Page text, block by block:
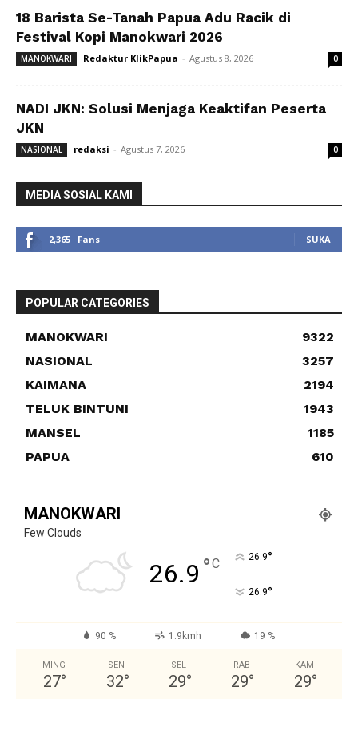
18 Barista Se-Tanah Papua Adu Racik di
Festival Kopi Manokwari 2026
MANOKWARI Redaktur KlikPapua - Agustus 8, 2026 0
NADI JKN: Solusi Menjaga Keaktifan Peserta
JKN
NASIONAL redaksi - Agustus 7, 2026 0
MEDIA SOSIAL KAMI
2,365 Fans SUKA
POPULAR CATEGORIES
MANOKWARI
9322
NASIONAL
3257
KAIMANA
2194
TELUK BINTUNI
1943
MANSEL
1185
PAPUA
610
MANOKWARI
Few Clouds
26.9 °C 26.9°
26.9°
90 % 1.9kmh 19 %
MING
27°
SEN
32°
SEL
29°
RAB
29°
KAM
29°